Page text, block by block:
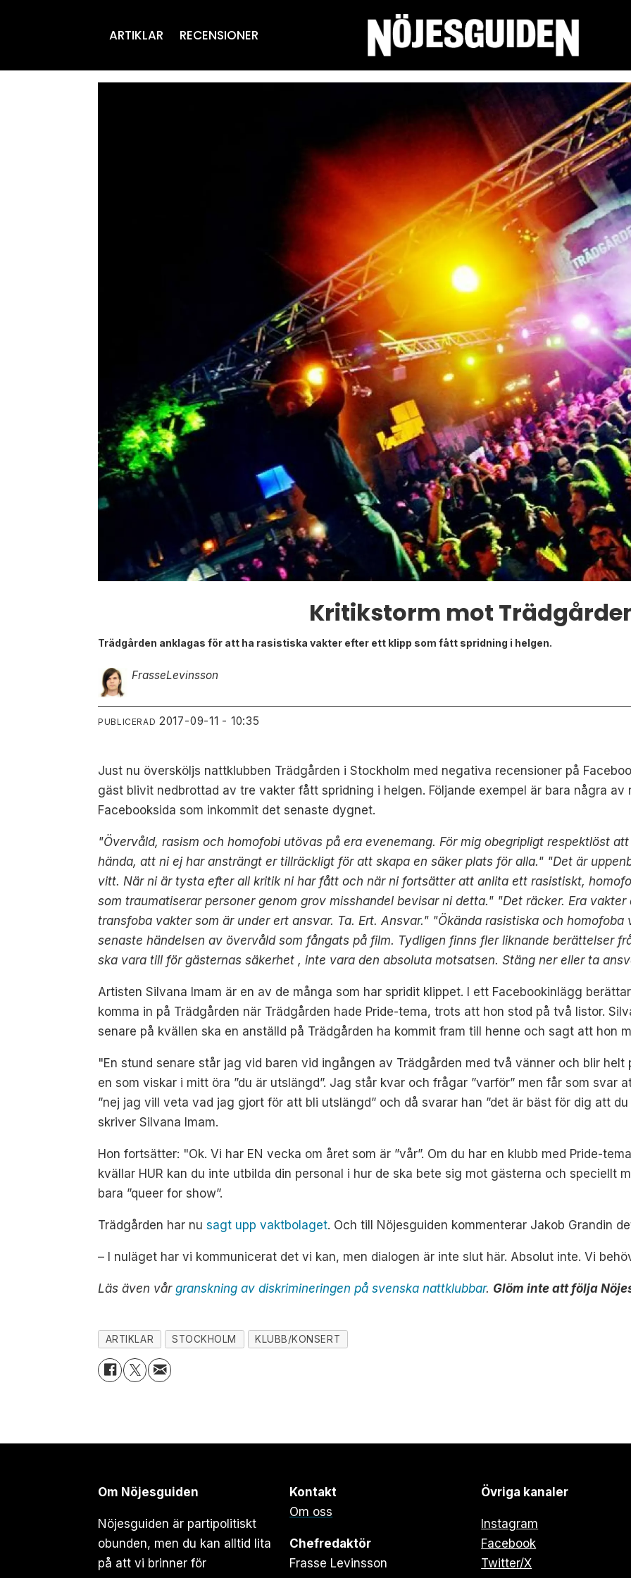
ARTIKLAR RECENSIONER
Kritikstorm mot
Trädgården anklagas för att ha rasistiska vakter efter ett klipp som fått spridning i helgen.
FrasseLevinsson
PUBLICERAD 2017-09-11 - 10:35
Just nu översköljs nattklubben Trädgården i Stockholm med negativa recensioner på
gäst blivit nedbrottad av tre vakter fått spridning i helgen. Följande exempel är bara några av
Facebooksida som inkommit det senaste dygnet.
"Övervåld, rasism och homofobi utövas på era evenemang. För mig obegripligt respektlöst
hända, att ni ej har ansträngt er tillräckligt för att skapa en säker plats för alla." "Det är
vitt. När ni är tysta efter all kritik ni har fått och när ni fortsätter att anlita ett rasistiskt,
som traumatiserar personer genom grov misshandel bevisar ni detta." "Det räcker. Era
transfoba vakter som är under ert ansvar. Ta. Ert. Ansvar." "Ökända rasistiska och
senaste händelsen av övervåld som fångats på film. Tydligen finns fler liknande berättelser
ska vara till för gästernas säkerhet , inte vara den absoluta motsatsen. Stäng ner eller ta
Artisten Silvana Imam är en av de många som har spridit klippet. I ett Facebookinlägg
komma in på Trädgården när Trädgården hade Pride-tema, trots att hon stod på två listor.
senare på kvällen ska en anställd på Trädgården ha kommit fram till henne och sagt att hon
"En stund senare står jag vid baren vid ingången av Trädgården med två vänner och blir
en som viskar i mitt öra ”du är utslängd”. Jag står kvar och frågar ”varför” men får som svar
”nej jag vill veta vad jag gjort för att bli utslängd” och då svarar han ”det är bäst för dig att
skriver Silvana Imam.
Hon fortsätter: "Ok. Vi har EN vecka om året som är ”vår”. Om du har en klubb med Pride-
kvällar HUR kan du inte utbilda din personal i hur de ska bete sig mot gästerna och speciellt
bara ”queer for show”.
Trädgården har nusagt upp vaktbolaget. Och till Nöjesguiden kommenterar Jakob Grandin
– I nuläget har vi kommunicerat det vi kan, men dialogen är inte slut här. Absolut inte. Vi
Läs även vårgranskning av diskrimineringen på svenska nattklubbar. Glöm inte att följa
ARTIKLAR STOCKHOLM KLUBB/KONSERT
Om Nöjesguiden
Nöjesguiden är partipolitiskt
obunden, men du kan alltid lita
på att vi brinner för
Kontakt
Om oss
Chefredaktör
Frasse Levinsson
Övriga kanaler
Instagram
Facebook
Twitter/X